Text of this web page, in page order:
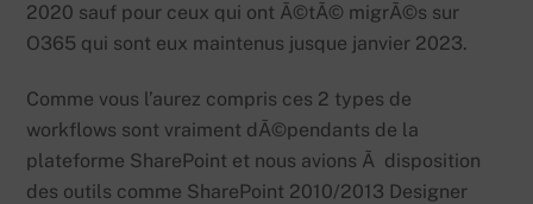
2020 sauf pour ceux qui ont Ã©tÃ© migrÃ©s sur
O365 qui sont eux maintenus jusque janvier 2023.
Comme vous l’aurez compris ces 2 types de
workflows sont vraiment dÃ©pendants de la
plateforme SharePoint et nous avions Ã disposition
des outils comme SharePoint 2010/2013 Designer